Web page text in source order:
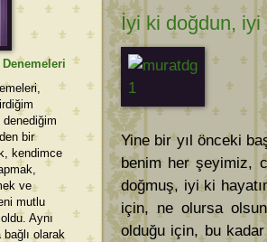
İyi ki doğdun, iyi
Yine bir yıl önceki
benim her şeyimiz,
doğmuş, iyi ki
için, ne olursa
olduğu için, bu
bir
kendimce
ve
mutlu
Aynı
olarak